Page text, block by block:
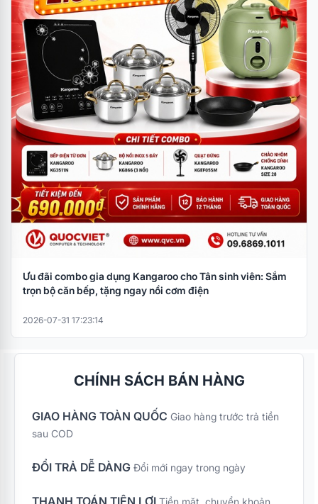
Ưu đãi combo gia dụng Kangaroo cho Tân sinh viên: Sắm
trọn bộ căn bếp, tặng ngay nồi cơm điện
2026-07-31 17:23:14
CHÍNH SÁCH BÁN HÀNG
GIAO HÀNG TOÀN QUỐC Giao hàng trước trả tiền
sau COD
ĐỔI TRẢ DỄ DÀNG Đổi mới ngay trong ngày